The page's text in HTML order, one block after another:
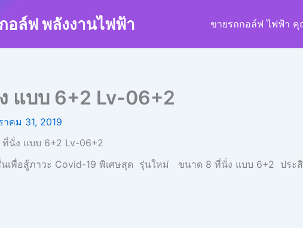
อล์ฟ พลังงานไฟฟ้า ขายรถกอล์ฟ ไฟฟ้า
แบบ 6+2 Lv-06+2
าคม 31, 2019
นั่ง แบบ 6+2 Lv-06+2
เพื่อสู้ภาวะ Covid-19 พิเศษสุด รุ่นใหม่ ขนาด 8 ที่นั่ง แบบ 6+2 ประ